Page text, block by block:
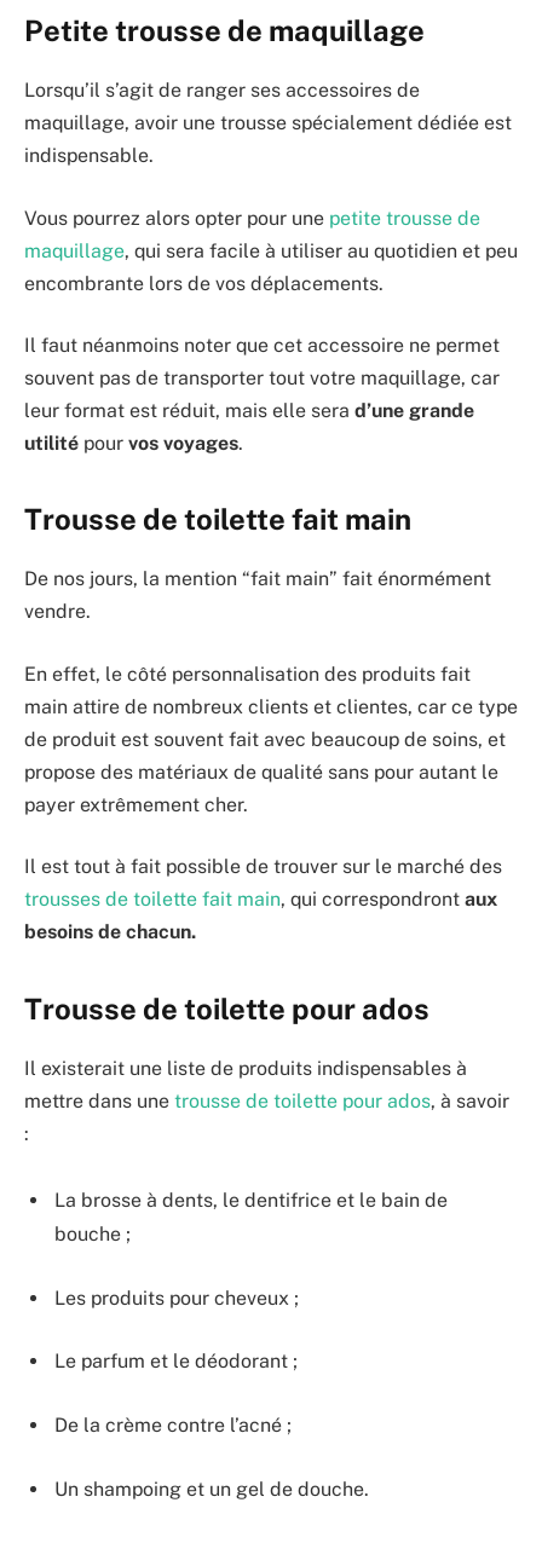
Petite trousse de maquillage
Lorsqu’il s’agit de ranger ses accessoires de
maquillage, avoir une trousse spécialement dédiée est
indispensable.
Vous pourrez alors opter pour une petite trousse de
maquillage, qui sera facile à utiliser au quotidien et peu
encombrante lors de vos déplacements.
Il faut néanmoins noter que cet accessoire ne permet
souvent pas de transporter tout votre maquillage, car
leur format est réduit, mais elle sera d’une grande
utilité pour vos voyages.
Trousse de toilette fait main
De nos jours, la mention “fait main” fait énormément
vendre.
En effet, le côté personnalisation des produits fait
main attire de nombreux clients et clientes, car ce type
de produit est souvent fait avec beaucoup de soins, et
propose des matériaux de qualité sans pour autant le
payer extrêmement cher.
Il est tout à fait possible de trouver sur le marché des
trousses de toilette fait main, qui correspondront aux
besoins de chacun.
Trousse de toilette pour ados
Il existerait une liste de produits indispensables à
mettre dans une trousse de toilette pour ados, à savoir
:
La brosse à dents, le dentifrice et le bain de
bouche ;
Les produits pour cheveux ;
Le parfum et le déodorant ;
De la crème contre l’acné ;
Un shampoing et un gel de douche.